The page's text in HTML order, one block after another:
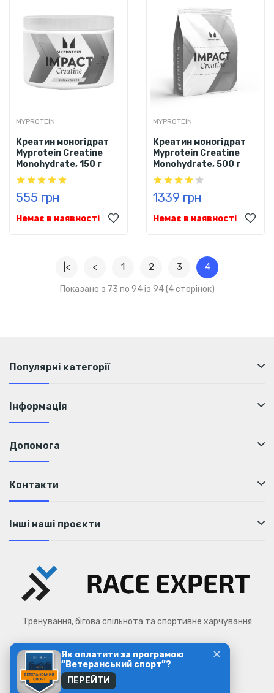
MYPROTEIN
Креатин моногідрат
Myprotein Creatine
Monohydrate, 150 г
555 грн
Немає в наявності
MYPROTEIN
Креатин моногідрат
Myprotein Creatine
Monohydrate, 500 г
1339 грн
Немає в наявності
|< < 1 2 3 4
Показано з 73 по 94 із 94 (4 сторінок)
Популярні категорії
Інформація
Допомога
Контакти
Інші наші проєкти
Тренування, бігова спільнота та спортивне харчування
Race Expert © 2026 ✕
Як оплатити за програмою
“Ветеранський спорт”?
ПЕРЕЙТИ